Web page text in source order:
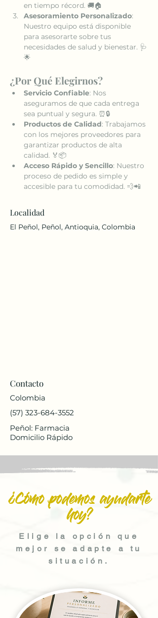
en tiempo récord. 🚚🏠
Asesoramiento Personalizado:
Nuestro equipo está disponible
para asesorarte sobre tus
necesidades de salud y bienestar. 🩺
🌟
¿Por Qué Elegirnos?
Servicio Confiable: Nos
aseguramos de que cada entrega
sea puntual y segura. ⏰🔒
Productos de Calidad: Trabajamos
con los mejores proveedores para
garantizar productos de alta
calidad. 🏅📦
Acceso Rápido y Sencillo: Nuestro
proceso de pedido es simple y
accesible para tu comodidad. 💨📲
Localidad
El Peñol, Peñol, Antioquia, Colombia
Contacto
Colombia
(57) 323-684-3552
Peñol: Farmacia
Domicilio Rápido
¿Cómo podemos ayudarte
hoy?
Elige la opción que
mejor se adapte a tu
situación.